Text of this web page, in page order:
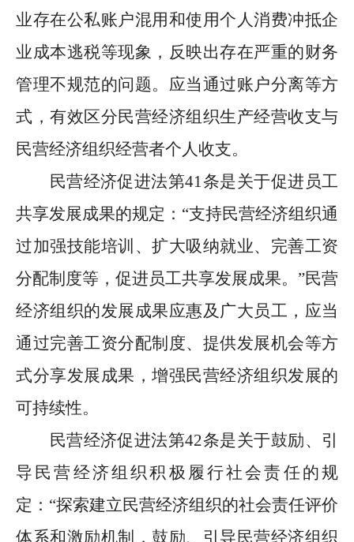
业存在公私账户混用和使用个人消费冲抵企
业成本逃税等现象，反映出存在严重的财务
管理不规范的问题。应当通过账户分离等方
式，有效区分民营经济组织生产经营收支与
民营经济组织经营者个人收支。
民营经济促进法第41 条是关于促进员工
共享发展成果的规定： “支持民营经济组织通
过加强技能培训、扩大吸纳就业、完善工资
分配制度等，促进员工共享发展成果。 ”民营
经济组织的发展成果应惠及广大员工，应当
通过完善工资分配制度、提供发展机会等方
式分享发展成果，增强民营经济组织发展的
可持续性。
民营经济促进法第42条是关于鼓励、引
导民营经济组织积极履行社会责任的规
定： “探索建立民营经济组织的社会责任评价
体系和激励机制，鼓励、引导民营经济组织